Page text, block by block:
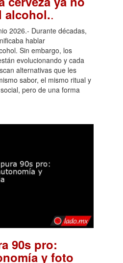
alcohol..
2026.- Durante décadas,
hablar
Sin embargo, los
evolucionando y cada
alternativas que les
sabor, el mismo ritual y
pero de una forma
90s pro:
y foto